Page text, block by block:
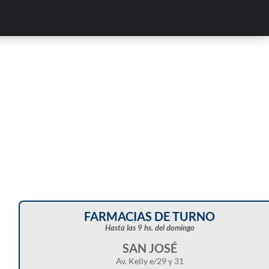
FARMACIAS DE TURNO
Hasta las 9 hs. del domingo
SAN JOSÉ
Av. Kelly e/29 y 31